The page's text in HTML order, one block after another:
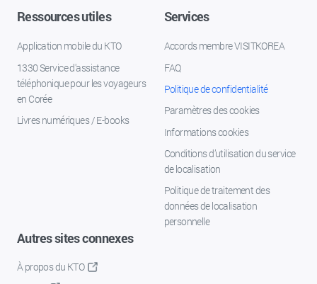
Ressources utiles
Application mobile du KTO
1330 Service d'assistance
téléphonique pour les voyageurs
en Corée
Livres numériques / E-books
Services
Accords membre VISITKOREA
FAQ
Politique de confidentialité
Paramètres des cookies
Informations cookies
Conditions d’utilisation du service
de localisation
Politique de traitement des
données de localisation
personnelle
Autres sites connexes
À propos du KTO